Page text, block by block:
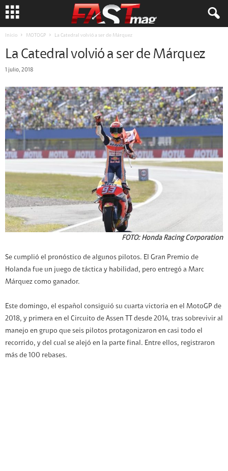
Inicio MOTOGP La Catedral volvió a ser de Márquez
La Catedral volvió a ser de Márquez
1 julio, 2018
FOTO: Honda Racing Corporation
Se cumplió el pronóstico de algunos pilotos. El Gran Premio de
Holanda fue un juego de táctica y habilidad, pero entregó a Marc
Márquez como ganador.
Este domingo, el español consiguió su cuarta victoria en el MotoGP de
2018, y primera en el Circuito de Assen TT desde 2014, tras sobrevivir al
manejo en grupo que seis pilotos protagonizaron en casi todo el
recorrido, y del cual se alejó en la parte final. Entre ellos, registraron
más de 100 rebases.